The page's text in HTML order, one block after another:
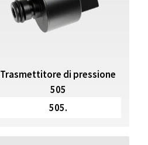
Trasmettitore di pressione
505
505.